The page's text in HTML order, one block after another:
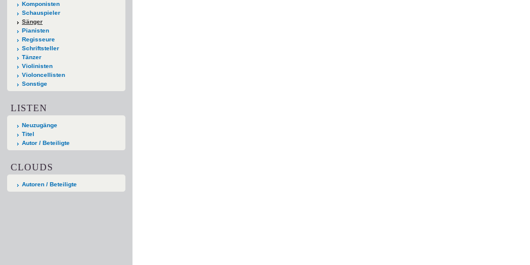
Komponisten
Schauspieler
Sänger
Pianisten
Regisseure
Schriftsteller
Tänzer
Violinisten
Violoncellisten
Sonstige
LISTEN
Neuzugänge
Titel
Autor / Beteiligte
CLOUDS
Autoren / Beteiligte